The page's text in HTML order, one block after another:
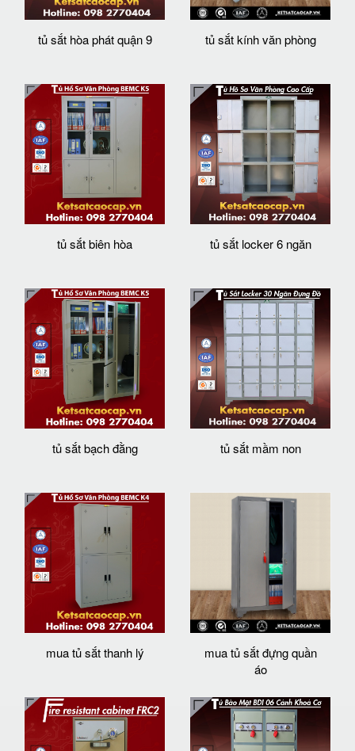
tủ sắt hòa phát quận 9 tủ sắt kính văn phòng
tủ sắt biên hòa tủ sắt locker 6 ngăn
tủ sắt bạch đằng tủ sắt mầm non
mua tủ sắt thanh lý
mua tủ sắt đựng quần
áo